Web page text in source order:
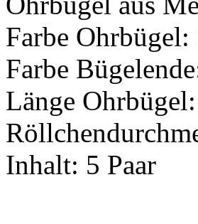
Farbe
Farbe
Länge
Inhalt: 5 Paar